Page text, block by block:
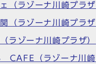
（ラゾーナ川崎プラザ
（ラゾーナ川崎プラザ
ラゾーナ川崎プラザ）
CAFE（ラゾーナ川崎